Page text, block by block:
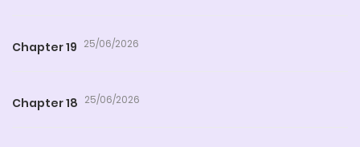
Chapter 19 25/06/2026
Chapter 18 25/06/2026